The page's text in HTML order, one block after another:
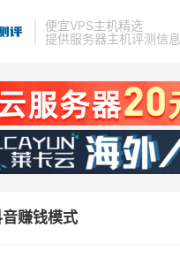
便宜VPS主机精选
提供服务器主机评测信息
赚钱模式